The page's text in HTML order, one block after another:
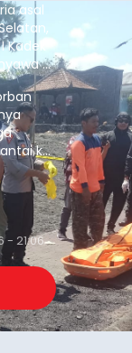
asal
Kadek
di
ke
- 21:06